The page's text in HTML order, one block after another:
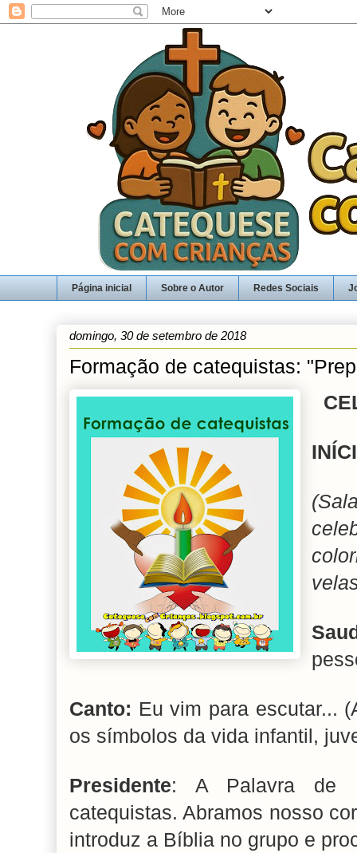
Página inicial Sobre o Autor Redes Sociais
domingo, 30 de setembro de 2018
Formação de catequistas:
Canto: Eu vim para escutar...
os símbolos da vida infantil,
Presidente: A Palavra de
catequistas. Abramos nosso
introduz a Bíblia no grupo e